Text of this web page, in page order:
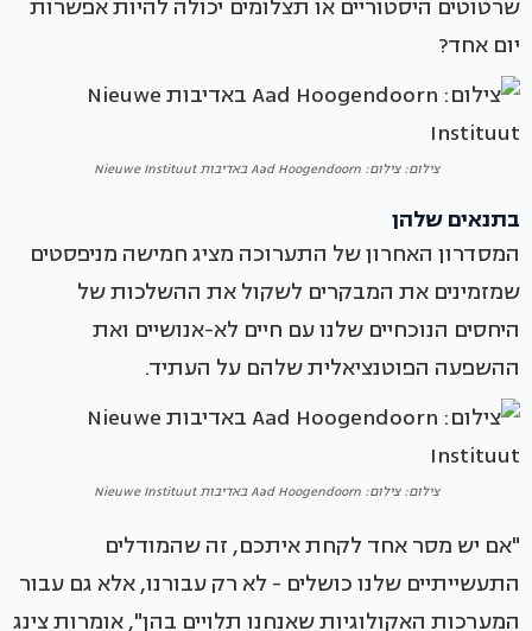
שרטוטים היסטוריים או תצלומים יכולה להיות אפשרות
יום אחד?
צילום: צילום: Aad Hoogendoorn באדיבות Nieuwe Instituut
בתנאים שלהן
המסדרון האחרון של התערוכה מציג חמישה מניפסטים
שמזמינים את המבקרים לשקול את ההשלכות של
היחסים הנוכחיים שלנו עם חיים לא-אנושיים ואת
ההשפעה הפוטנציאלית שלהם על העתיד.
צילום: צילום: Aad Hoogendoorn באדיבות Nieuwe Instituut
"אם יש מסר אחד לקחת איתכם, זה שהמודלים
התעשייתיים שלנו כושלים - לא רק עבורנו, אלא גם עבור
המערכות האקולוגיות שאנחנו תלויים בהן", אומרות צינג